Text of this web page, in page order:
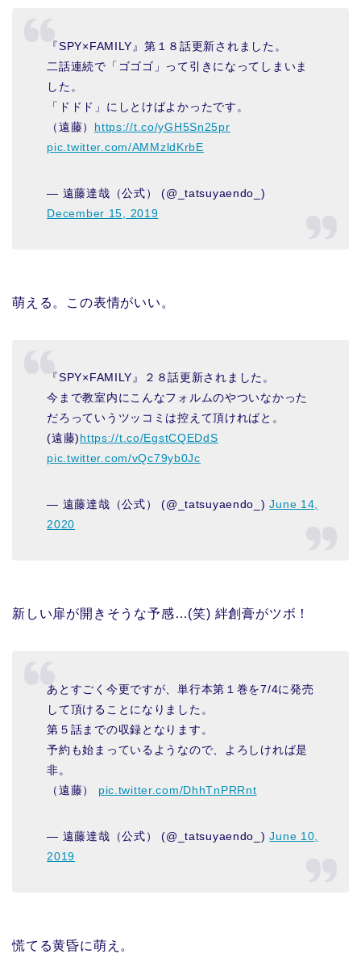
『SPY×FAMILY』第１８話更新されました。
二話連続で「ゴゴゴ」って引きになってしまいま
した。
「ドドド」にしとけばよかったです。
（遠藤） https://t.co/yGH5Sn25pr
pic.twitter.com/AMMzldKrbE
— 遠藤達哉（公式） (@_tatsuyaendo_)
December 15, 2019
萌える。この表情がいい。
『SPY×FAMILY』２８話更新されました。
今まで教室内にこんなフォルムのやついなかった
だろっていうツッコミは控えて頂ければと。
(遠藤)https://t.co/EgstCQEDdS
pic.twitter.com/vQc79yb0Jc
— 遠藤達哉（公式） (@_tatsuyaendo_)June 14,
2020
新しい扉が開きそうな予感…(笑) 絆創膏がツボ！
あとすごく今更ですが、単行本第１巻を7/4に発売
して頂けることになりました。
第５話までの収録となります。
予約も始まっているようなので、よろしければ是
非。
（遠藤） pic.twitter.com/DhhTnPRRnt
— 遠藤達哉（公式） (@_tatsuyaendo_)June 10,
2019
慌てる黄昏に萌え。